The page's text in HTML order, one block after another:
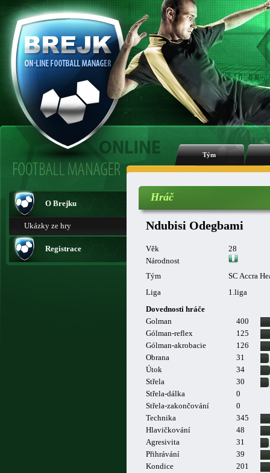
Tým
O Brejku
Ukázky ze hry
Registrace
Hráč
Ndubisi Odegbami
Věk
28
Národnost
Tým
SC Accra
Liga
1.liga
Dovednosti hráče
Golman
400
Gólman-reflex
125
Gólman-akrobacie
126
Obrana
31
Útok
34
Střela
30
Střela-dálka
0
Střela-zakončování
0
Technika
345
Hlavičkování
48
Agresivita
31
Přihrávání
39
Kondice
201